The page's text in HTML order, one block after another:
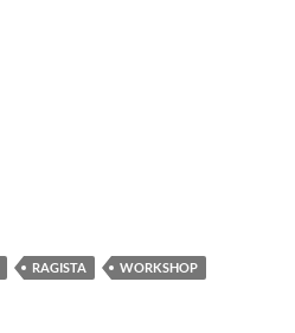
RAGISTA WORKSHOP